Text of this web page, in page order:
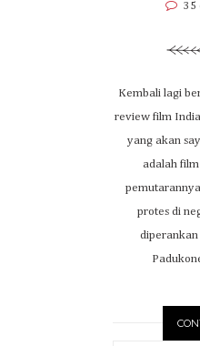
35
Kembali lagi
review film
yang akan
adalah
protes di